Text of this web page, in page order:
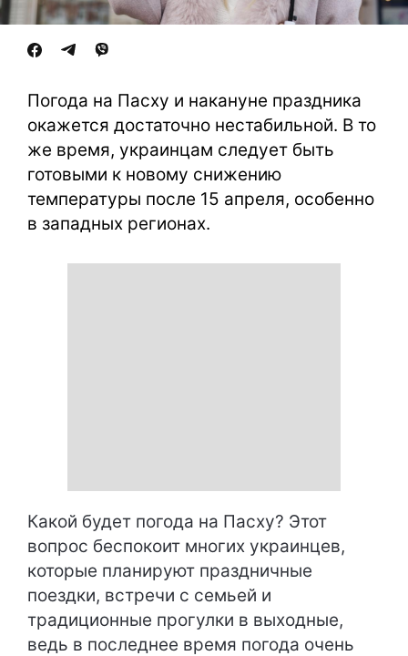
Погода на Пасху и накануне праздника
окажется достаточно нестабильной. В то
же время, украинцам следует быть
готовыми к новому снижению
температуры после 15 апреля, особенно
в западных регионах.
Какой будет погода на Пасху? Этот
вопрос беспокоит многих украинцев,
которые планируют праздничные
поездки, встречи с семьей и
традиционные прогулки в выходные,
ведь в последнее время погода очень